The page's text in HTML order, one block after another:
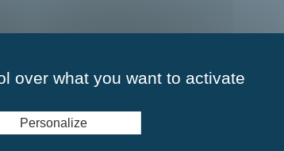
over what you want to activate
Personalize